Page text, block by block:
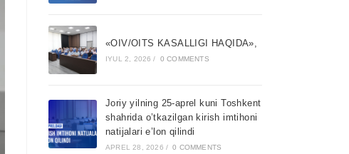
«OIV/OITS KASALLIGI HAQIDA»,
IYUL 2, 2026 / 0 COMMENTS
Joriy yilning 25-aprel kuni Toshkent
shahrida o’tkazilgan kirish imtihoni
natijalari e’lon qilindi
APREL 28, 2026 / 0 COMMENTS